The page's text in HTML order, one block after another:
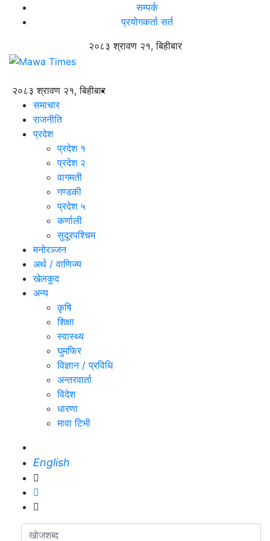
सम्पर्क
प्रयोगकर्ता सर्त
२०८३ श्रावण २१, बिहीबार
२०८३ श्रावण २१, बिहीबार
समाचार
राजनीति
प्रदेश
प्रदेश १
प्रदेश २
वागमती
गण्डकी
प्रदेश ५
कर्णाली
सुदूरपश्चिम
मनोरञ्जन
अर्थ / वाणिज्य
खेलकुद
अन्य
कृषि
शिक्षा
स्वास्थ्य
घुमफिर
विज्ञान / प्रविधि
अन्तरवार्ता
विदेश
धारणा
मावा टिभी
English